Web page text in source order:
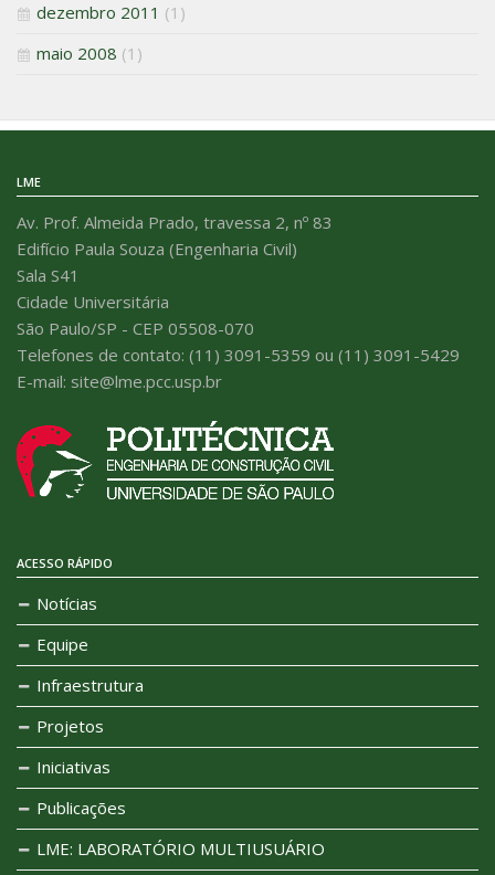
dezembro 2011 (1)
maio 2008 (1)
LME
Av. Prof. Almeida Prado, travessa 2, nº 83
Edifício Paula Souza (Engenharia Civil)
Sala S41
Cidade Universitária
São Paulo/SP - CEP 05508-070
Telefones de contato: (11) 3091-5359 ou (11) 3091-5429
E-mail: site@lme.pcc.usp.br
ACESSO RÁPIDO
Notícias
Equipe
Infraestrutura
Projetos
Iniciativas
Publicações
LME: LABORATÓRIO MULTIUSUÁRIO